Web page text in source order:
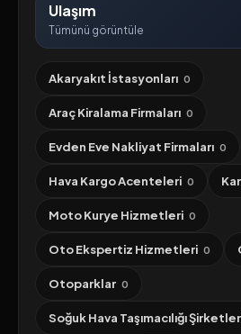
Ulaşım
Tümünü görüntüle
Akaryakıt İstasyonları 0
Araç Kiralama Firmaları 0
Evden Eve Nakliyat Firmaları 0
Hava Kargo Acenteleri 0
Moto Kurye Hizmetleri 0
Oto Ekspertiz Hizmetleri 0
Otoparklar 0
Soğuk Hava Taşımacılığı